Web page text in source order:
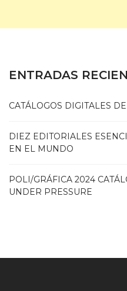
ENTRADAS
CATÁLOGOS DIGITALES
DIEZ EDITORIALES
EN EL MUNDO
POLI/GRÁFICA 2024
UNDER PRESSURE